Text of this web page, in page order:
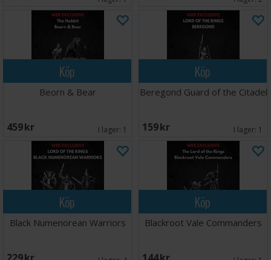
Köp
Beorn & Bear
459 SEK I lager: 1
Köp
Beregond Guard of the Citadel
159 SEK I lager: 1
Köp
Black Numenorean Warriors
Köp
Blackroot Vale Commanders